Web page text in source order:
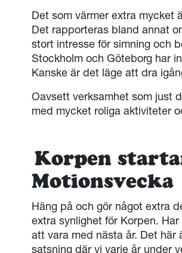
Det som värmer extra mycket
Det rapporteras bland annat
stort intresse för simning och
Stockholm och Göteborg har
Kanske är det läge att dra
Oavsett verksamhet som just
med mycket roliga aktiviteter
Korpen
Motionsvecka
Häng på och gör något extra
extra synlighet för Korpen.
att vara med nästa år. Det
satsning där vi varje år under